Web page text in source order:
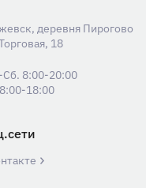
деревня Пирогово
18
8:00-20:00
18:00